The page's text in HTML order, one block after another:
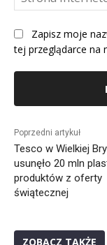
Zapisz moje
tej przeglądarce na
Poprzedni artykuł
Tesco w Wielkiej
usunęło 20 mln
produktów z oferty
świątecznej
ZOBACZ TAKŻE